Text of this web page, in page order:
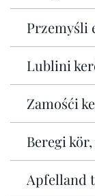
Przemyśli
Lublini
Zamośći
Beregi
Apfelland